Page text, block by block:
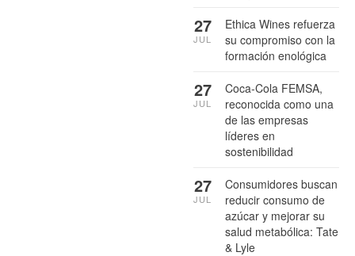
Ethica Wines refuerza
su compromiso con la
formación enológica
27
JUL
Coca-Cola FEMSA,
reconocida como una
de las empresas
líderes en
sostenibilidad
27
JUL
Consumidores buscan
reducir consumo de
azúcar y mejorar su
salud metabólica: Tate
& Lyle
27
JUL